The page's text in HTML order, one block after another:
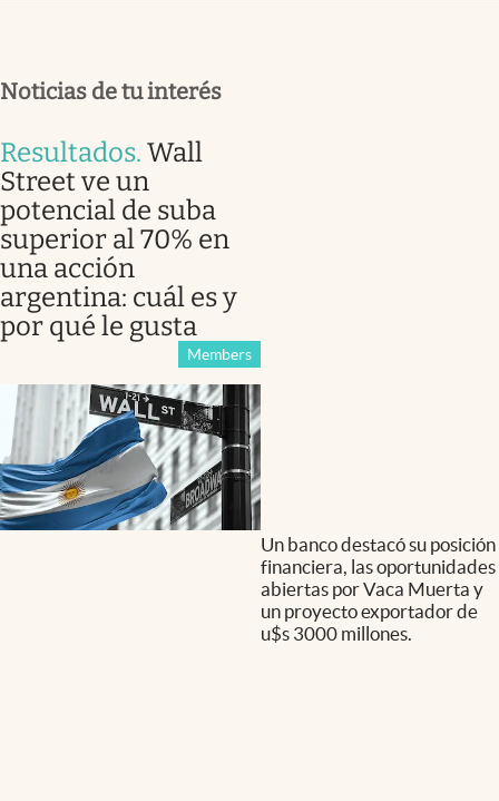
Noticias de tu interés
Resultados. Wall
Street ve un
potencial de suba
superior al 70% en
una acción
argentina: cuál es y
por qué le gusta
Members
Un banco destacó su posición
financiera, las oportunidades
abiertas por Vaca Muerta y
un proyecto exportador de
u$s 3000 millones.